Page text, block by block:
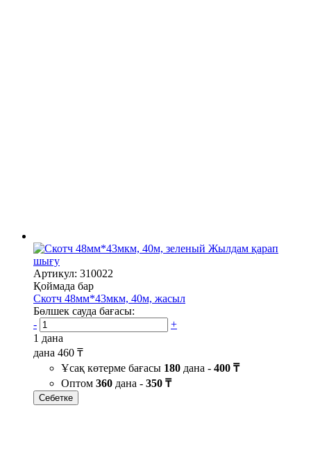
Жылдам қарап
шығу
Артикул: 310022
Қоймада бар
Скотч 48мм*43мкм, 40м, жасыл
Бөлшек сауда бағасы:
-
+
1 дана
дана 460 ₸
Ұсақ көтерме бағасы 180 дана - 400 ₸
Оптом 360 дана - 350 ₸
Себетке